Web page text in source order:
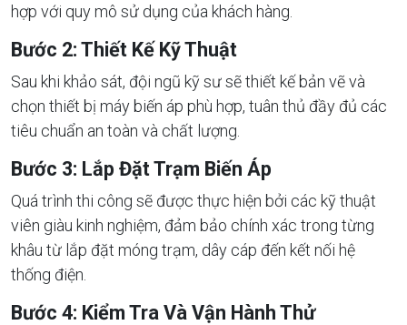
hợp với quy mô sử dụng của khách hàng.
Bước 2: Thiết Kế Kỹ Thuật
Sau khi khảo sát, đội ngũ kỹ sư sẽ thiết kế bản vẽ và
chọn thiết bị máy biến áp phù hợp, tuân thủ đầy đủ các
tiêu chuẩn an toàn và chất lượng.
Bước 3: Lắp Đặt Trạm Biến Áp
Quá trình thi công sẽ được thực hiện bởi các kỹ thuật
viên giàu kinh nghiệm, đảm bảo chính xác trong từng
khâu từ lắp đặt móng trạm, dây cáp đến kết nối hệ
thống điện.
Bước 4: Kiểm Tra Và Vận Hành Thử